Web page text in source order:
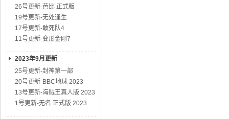
26号更新-芭比 正式版
19号更新-无处逢生
17号更新-敢死队4
11号更新-变形金刚7
2023年9月更新
25号更新-封神第一部
20号更新-BBC地球 2023
13号更新-海贼王真人版 2023
1号更新-无名 正式版 2023